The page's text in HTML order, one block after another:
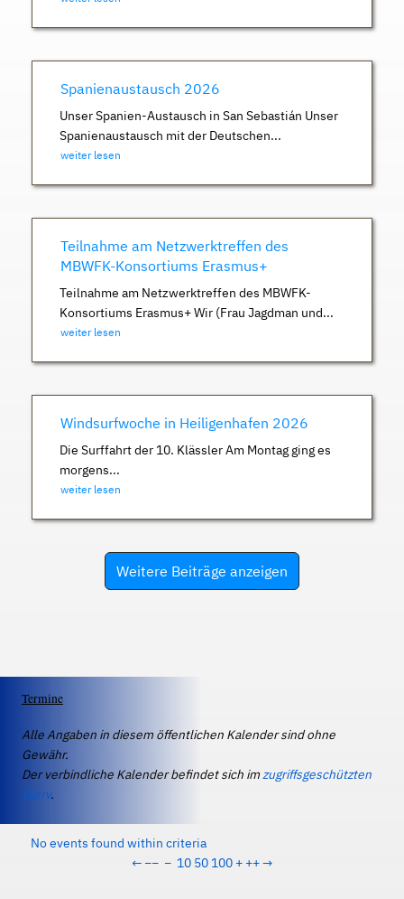
Spanienaustausch 2026
Unser Spanien-Austausch in San Sebastián Unser
Spanienaustausch mit der Deutschen...
weiter lesen
Teilnahme am Netzwerktreffen des
MBWFK-Konsortiums Erasmus+
Teilnahme am Netzwerktreffen des MBWFK-
Konsortiums Erasmus+ Wir (Frau Jagdman und...
weiter lesen
Windsurfwoche in Heiligenhafen 2026
Die Surffahrt der 10. Klässler Am Montag ging es
morgens...
weiter lesen
Weitere Beiträge anzeigen
Termine
Alle Angaben in diesem öffentlichen Kalender sind ohne
Gewähr.
Der verbindliche Kalender befindet sich imzugriffsgeschützten
IServ.
No events found within criteria
← −− − 10 50 100 + ++→